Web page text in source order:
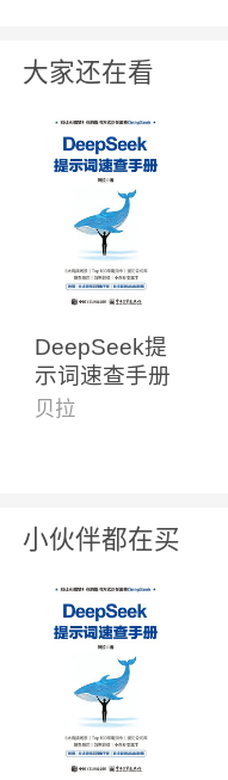
大家还在看
DeepSeek提
示词速查手册
贝拉
小伙伴都在买